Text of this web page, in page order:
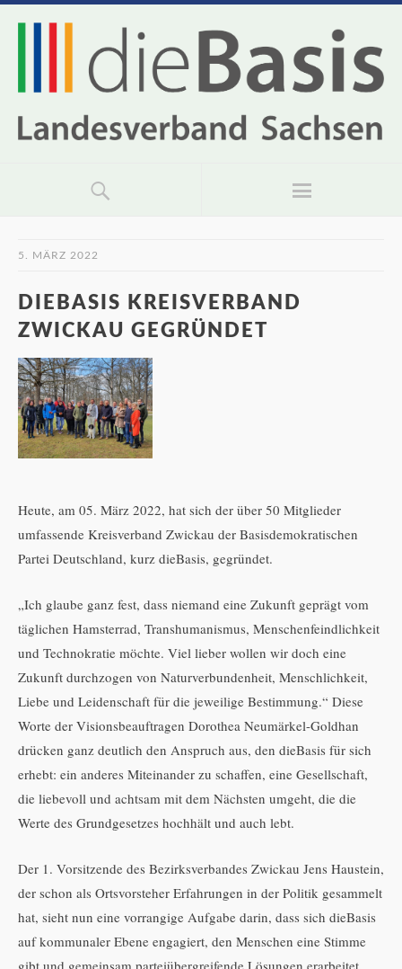
5. MÄRZ 2022
DIEBASIS KREISVERBAND
ZWICKAU GEGRÜNDET
Heute, am 05. März 2022, hat sich der über 50 Mitglieder
umfassende Kreisverband Zwickau der Basisdemokratischen
Partei Deutschland, kurz dieBasis, gegründet.
„Ich glaube ganz fest, dass niemand eine Zukunft geprägt vom
täglichen Hamsterrad, Transhumanismus, Menschenfeindlichkeit
und Technokratie möchte. Viel lieber wollen wir doch eine
Zukunft durchzogen von Naturverbundenheit, Menschlichkeit,
Liebe und Leidenschaft für die jeweilige Bestimmung.“ Diese
Worte der Visionsbeauftragen Dorothea Neumärkel-Goldhan
drücken ganz deutlich den Anspruch aus, den dieBasis für sich
erhebt: ein anderes Miteinander zu schaffen, eine Gesellschaft,
die liebevoll und achtsam mit dem Nächsten umgeht, die die
Werte des Grundgesetzes hochhält und auch lebt.
Der 1. Vorsitzende des Bezirksverbandes Zwickau Jens Haustein,
der schon als Ortsvorsteher Erfahrungen in der Politik gesammelt
hat, sieht nun eine vorrangige Aufgabe darin, dass sich dieBasis
auf kommunaler Ebene engagiert, den Menschen eine Stimme